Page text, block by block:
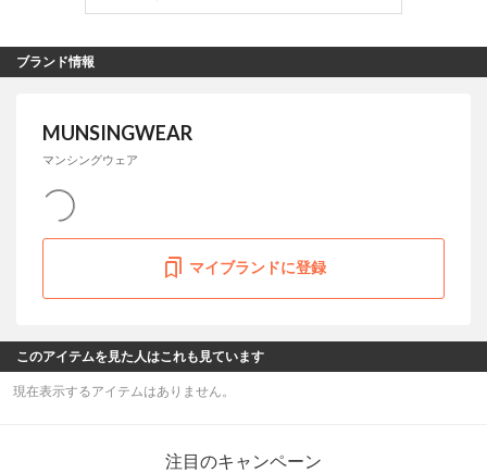
ブランド情報
MUNSINGWEAR
マンシングウェア
マイブランドに登録
このアイテムを見た人はこれも見ています
現在表示するアイテムはありません。
注目のキャンペーン